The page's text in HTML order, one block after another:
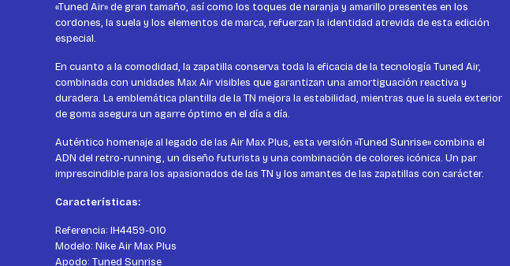
«Tuned Air» de gran tamaño, así como los toques de naranja y amarillo presentes en los
cordones, la suela y los elementos de marca, refuerzan la identidad atrevida de esta edición
especial.
En cuanto a la comodidad, la zapatilla conserva toda la eficacia de la tecnología Tuned Air,
combinada con unidades Max Air visibles que garantizan una amortiguación reactiva y
duradera. La emblemática plantilla de la TN mejora la estabilidad, mientras que la suela exterior
de goma asegura un agarre óptimo en el día a día.
Auténtico homenaje al legado de las Air Max Plus, esta versión «Tuned Sunrise» combina el
ADN del retro-running, un diseño futurista y una combinación de colores icónica. Un par
imprescindible para los apasionados de las TN y los amantes de las zapatillas con carácter.
Características:
Referencia: IH4459-010
Modelo: Nike Air Max Plus
Apodo: Tuned Sunrise